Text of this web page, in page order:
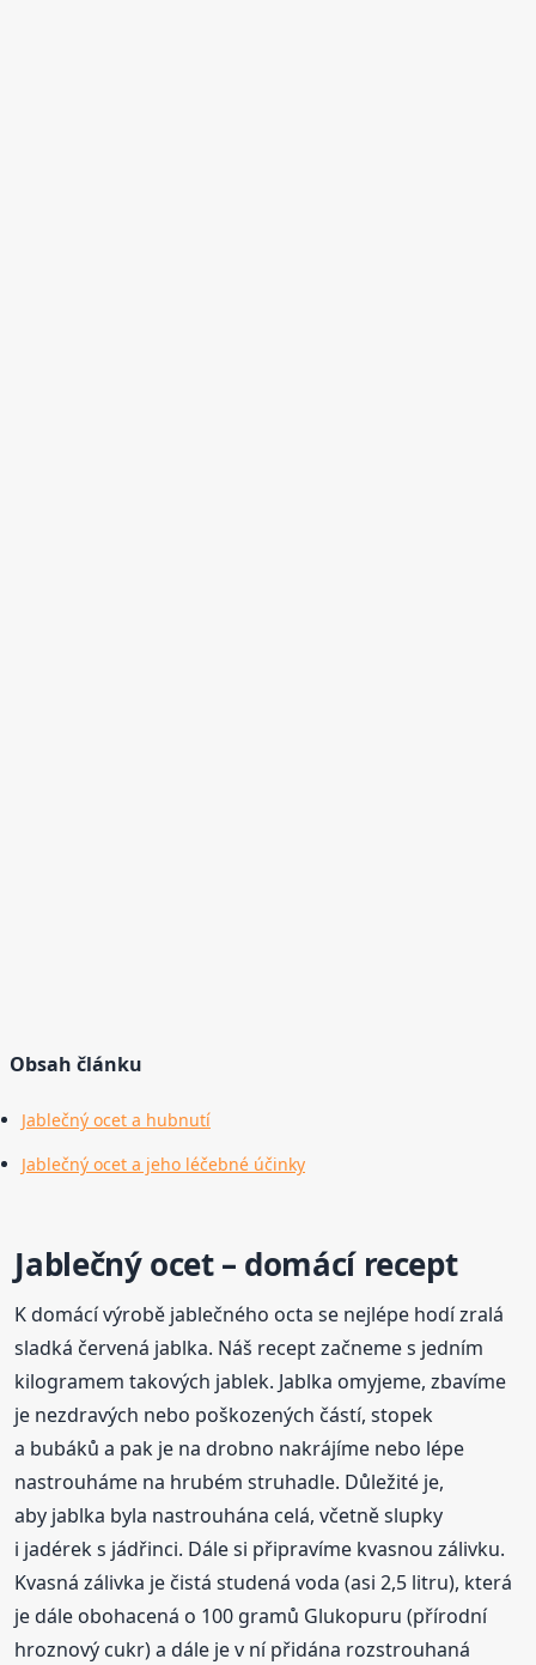
Obsah článku
Jablečný ocet a hubnutí
Jablečný ocet a jeho léčebné účinky
Jablečný ocet – domácí recept
K domácí výrobě jablečného octa se nejlépe hodí zralá
sladká červená jablka. Náš recept začneme s jedním
kilogramem takových jablek. Jablka omyjeme, zbavíme
je nezdravých nebo poškozených částí, stopek
a bubáků a pak je na drobno nakrájíme nebo lépe
nastrouháme na hrubém struhadle. Důležité je,
aby jablka byla nastrouhána celá, včetně slupky
i jadérek s jádřinci. Dále si připravíme kvasnou zálivku.
Kvasná zálivka je čistá studená voda (asi 2,5 litru), která
je dále obohacená o 100 gramů Glukopuru (přírodní
hroznový cukr) a dále je v ní přidána rozstrouhaná